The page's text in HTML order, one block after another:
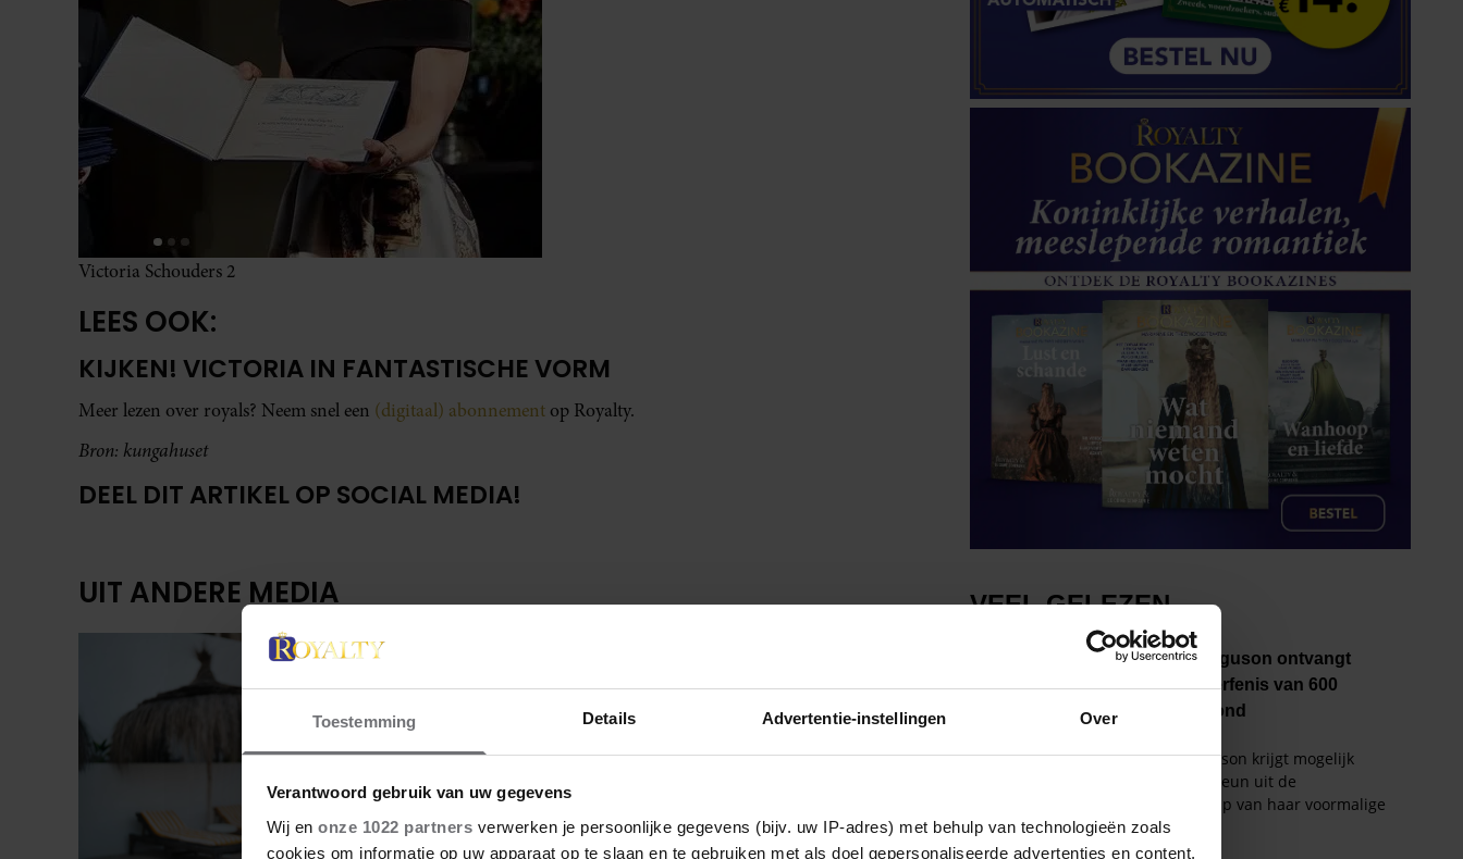
Toestemming Details Advertentie-instellingen Over
Verantwoord gebruik van uw gegevens
Wij en onze 1022 partners verwerken je persoonlijke gegevens (bijv. uw IP-adres) met behulp van technologieën zoals
cookies om informatie op uw apparaat op te slaan en te gebruiken met als doel gepersonaliseerde advertenties en content,
Victoria Schouders 2
LEES OOK:
KIJKEN! VICTORIA IN FANTASTISCHE VORM
Meer lezen over royals? Neem snel een (digitaal) abonnement op Royalty.
Bron: kungahuset
DEEL DIT ARTIKEL OP SOCIAL MEDIA!
UIT ANDERE MEDIA